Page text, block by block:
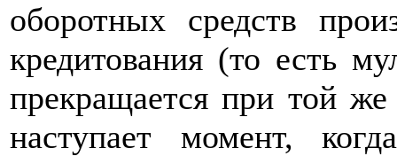
оборотных средств
кредитования (то есть
прекращается при той
наступает момент,